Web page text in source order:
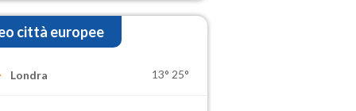
città europee
Londra 13° 25°